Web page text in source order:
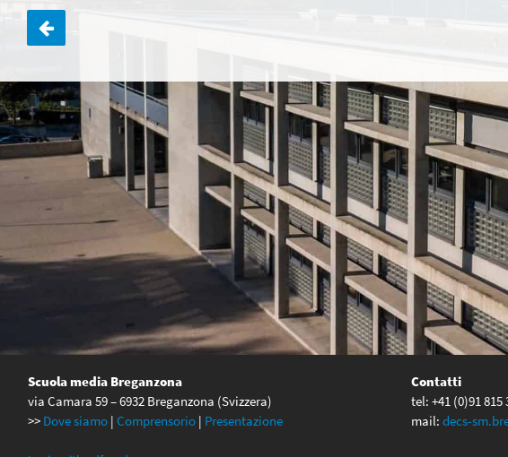
Navigazione
articoli
Scuola media Breganzona
via Camara 59 – 6932 Breganzona (Svizzera)
>> Dove siamo | Comprensorio | Presentazione
Contatti
tel: +41 (0)91 815
mail:decs-